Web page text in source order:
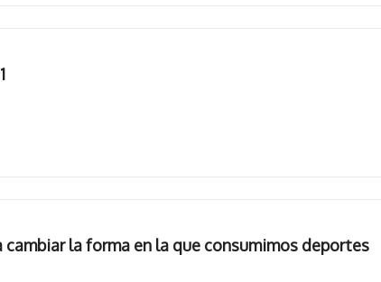
la forma en la que consumimos deportes